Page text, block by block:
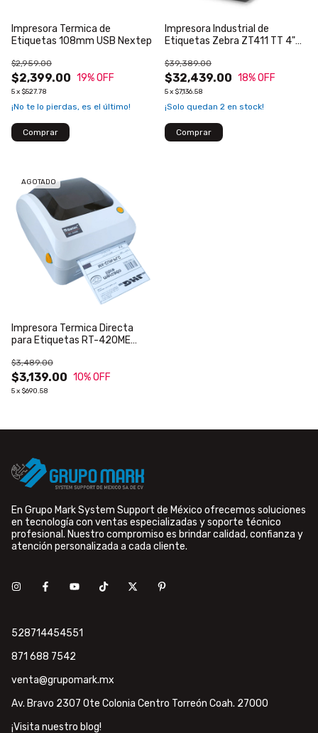
Impresora Termica de
Etiquetas 108mm USB Nextep
$2,399.00
$2,959.00
19% OFF
5x $527.78
¡No te lo pierdas, es el último!
Impresora Industrial de
Etiquetas Zebra ZT411 TT 4"
MFi EZPL
$32,439.00
$39,389.00
18% OFF
5x $7,136.58
¡Solo quedan 2 en stock!
AGOTADO
Impresora Termica Directa
para Etiquetas RT-420ME
$3,139.00
$3,489.00
10% OFF
5x $690.58
En Grupo Mark System Support de México ofrecemos soluciones
en tecnología con ventas especializadas y soporte técnico
profesional. Nuestro compromiso es brindar calidad, confianza y
atención personalizada a cada cliente.
528714454551
871 688 7542
venta@grupomark.mx
Av. Bravo 2307 Ote Colonia Centro Torreón Coah. 27000
¡Visita nuestro blog!